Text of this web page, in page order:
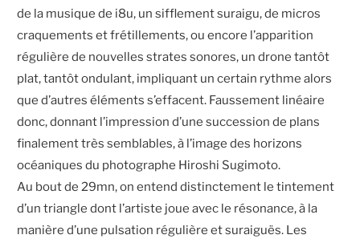
de la musique de i8u, un sifflement suraigu, de micros
craquements et frétillements, ou encore l’apparition
régulière de nouvelles strates sonores, un drone tantôt
plat, tantôt ondulant, impliquant un certain rythme alors
que d’autres éléments s’effacent. Faussement linéaire
donc, donnant l’impression d’une succession de plans
finalement très semblables, à l’image des horizons
océaniques du photographe Hiroshi Sugimoto.
Au bout de 29mn, on entend distinctement le tintement
d’un triangle dont l’artiste joue avec le résonance, à la
manière d’une pulsation régulière et suraiguës. Les